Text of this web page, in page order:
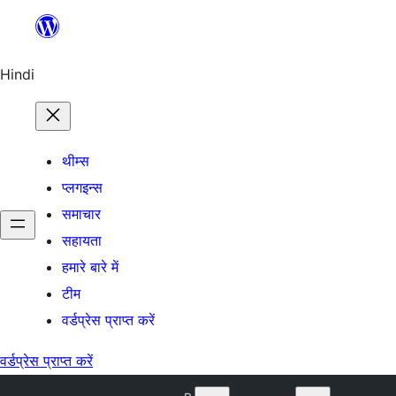
जाएं
Hindi
थीम्स
प्लगइन्स
समाचार
सहायता
हमारे बारे में
टीम
वर्डप्रेस प्राप्त करें
वर्डप्रेस प्राप्त करें